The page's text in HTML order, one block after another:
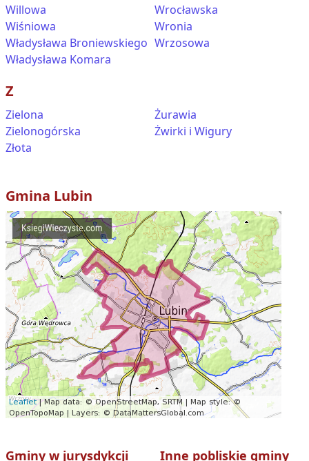
Willowa
Wiśniowa
Władysława Broniewskiego
Władysława Komara
Wrocławska
Wronia
Wrzosowa
Z
Zielona
Zielonogórska
Złota
Żurawia
Żwirki i Wigury
Gmina Lubin
Gminy w jurysdykcji Inne pobliskie gminy